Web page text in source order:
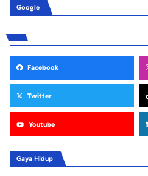
Google
Facebook
Twitter
Youtube
Gaya Hidup